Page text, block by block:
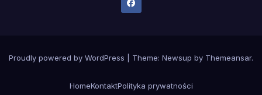
Proudly powered by WordPress Theme: Newsup by Themeansar.
HomeKontaktPolityka prywatności